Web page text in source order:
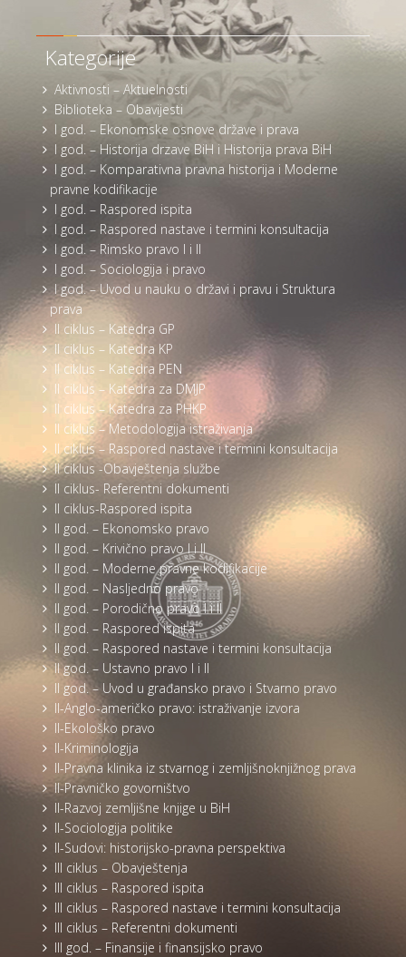
Kategorije
Aktivnosti – Aktuelnosti
Biblioteka – Obavijesti
I god. – Ekonomske osnove države i prava
I god. – Historija drzave BiH i Historija prava BiH
I god. – Komparativna pravna historija i Moderne
pravne kodifikacije
I god. – Raspored ispita
I god. – Raspored nastave i termini konsultacija
I god. – Rimsko pravo I i II
I god. – Sociologija i pravo
I god. – Uvod u nauku o državi i pravu i Struktura
prava
II ciklus – Katedra GP
II ciklus – Katedra KP
II ciklus – Katedra PEN
II ciklus – Katedra za DMJP
II ciklus – Katedra za PHKP
II ciklus – Metodologija istraživanja
II ciklus – Raspored nastave i termini konsultacija
II ciklus -Obavještenja službe
II ciklus- Referentni dokumenti
II ciklus-Raspored ispita
II god. – Ekonomsko pravo
II god. – Krivično pravo I i II
II god. – Moderne pravne kodifikacije
II god. – Nasljedno pravo
II god. – Porodično pravo I i II
II god. – Raspored ispita
II god. – Raspored nastave i termini konsultacija
II god. – Ustavno pravo I i II
II god. – Uvod u građansko pravo i Stvarno pravo
II-Anglo-američko pravo: istraživanje izvora
II-Ekološko pravo
II-Kriminologija
II-Pravna klinika iz stvarnog i zemljišnoknjižnog prava
II-Pravničko govorništvo
II-Razvoj zemljišne knjige u BiH
II-Sociologija politike
II-Sudovi: historijsko-pravna perspektiva
III ciklus – Obavještenja
III ciklus – Raspored ispita
III ciklus – Raspored nastave i termini konsultacija
III ciklus – Referentni dokumenti
III god. – Finansije i finansijsko pravo